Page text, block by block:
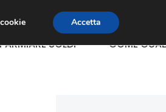
SOLDI COME
Accetta